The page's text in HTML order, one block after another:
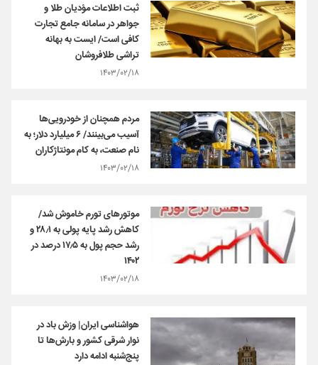
ثبت اطلاعات مؤدیان طلا و
جواهر در سامانه جامع تجارت
کافی است/ ایست به بهانه
تراشی طلافروشان
۱۴۰۳/۰۲/۱۸
مردم همچنان از خودرویی‌ها
آسیب می‌بینند/ ۶ میلیارد دلار؛ به
نام صنعت، به کام مونتاژکاران
۱۴۰۳/۰۲/۱۸
موتورهای تورم خاموش شد/
کاهش رشد پایه پولی به ۲۸٫۱ و
رشد حجم پول به ۱۷٫۵ درصد در
۱۴۰۲
۱۴۰۳/۰۲/۱۸
هواشناسی ایران| وزش باد در
نوار شرقی کشور و بارش‌ها تا
پنج‌شنبه ادامه دارد